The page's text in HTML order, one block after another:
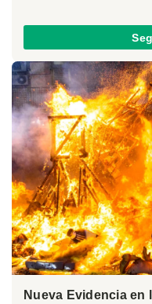
Nueva Evidencia en